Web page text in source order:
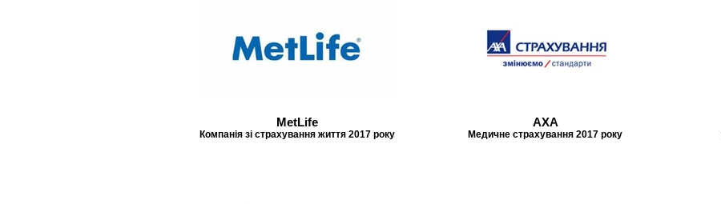
MetLife
Компанія зі страхування життя 2017 року
AXA
Медичне страхування 2017 року